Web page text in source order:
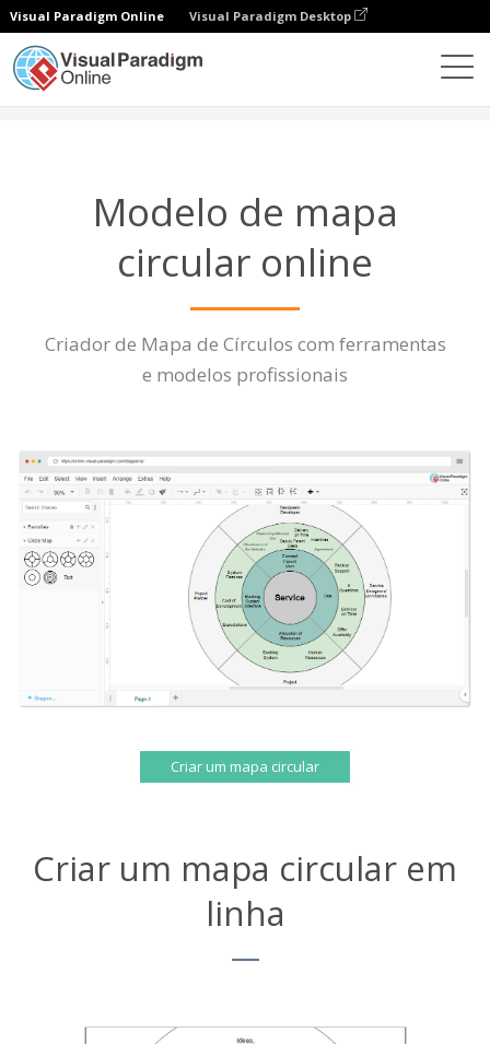
Visual Paradigm Online Visual Paradigm Desktop
Modelo de mapa
circular online
Criador de Mapa de Círculos com ferramentas
e modelos profissionais
Criar um mapa circular
Criar um mapa circular em
linha